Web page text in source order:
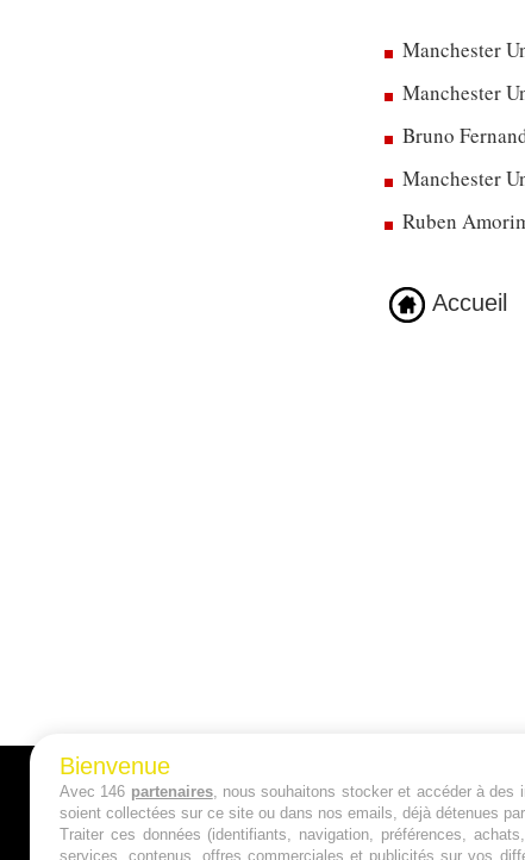
Manchester
Manchester
Bruno
Manchester
Ruben
Accueil
A PROPOS
Qui sommes nous ?
Bienvenue
Avec 146 partenaires, nous souhaitons stocker et accéder à des
soient collectées sur ce site ou dans nos emails, déjà détenues
Traiter ces données (identifiants, navigation, préférences,
services, contenus, offres commerciales et publicités sur vos